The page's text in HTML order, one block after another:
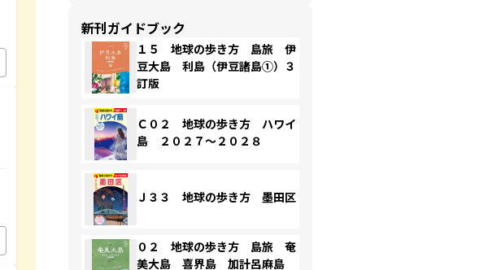
新刊ガイドブック
１５ 地球の歩き方 島旅 伊
豆大島 利島（伊豆諸島①）３
訂版
Ｃ０２ 地球の歩き方 ハワイ
島 ２０２７～２０２８
Ｊ３３ 地球の歩き方 墨田区
０２ 地球の歩き方 島旅 奄
美大島 喜界島 加計呂麻島